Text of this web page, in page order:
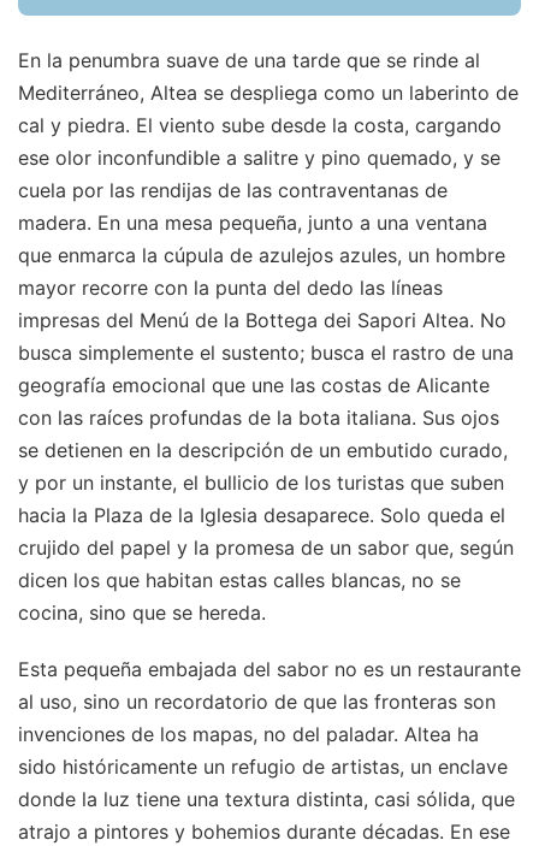
En la penumbra suave de una tarde que se rinde al
Mediterráneo, Altea se despliega como un laberinto de
cal y piedra. El viento sube desde la costa, cargando
ese olor inconfundible a salitre y pino quemado, y se
cuela por las rendijas de las contraventanas de
madera. En una mesa pequeña, junto a una ventana
que enmarca la cúpula de azulejos azules, un hombre
mayor recorre con la punta del dedo las líneas
impresas del Menú de la Bottega dei Sapori Altea. No
busca simplemente el sustento; busca el rastro de una
geografía emocional que une las costas de Alicante
con las raíces profundas de la bota italiana. Sus ojos
se detienen en la descripción de un embutido curado,
y por un instante, el bullicio de los turistas que suben
hacia la Plaza de la Iglesia desaparece. Solo queda el
crujido del papel y la promesa de un sabor que, según
dicen los que habitan estas calles blancas, no se
cocina, sino que se hereda.
Esta pequeña embajada del sabor no es un restaurante
al uso, sino un recordatorio de que las fronteras son
invenciones de los mapas, no del paladar. Altea ha
sido históricamente un refugio de artistas, un enclave
donde la luz tiene una textura distinta, casi sólida, que
atrajo a pintores y bohemios durante décadas. En ese